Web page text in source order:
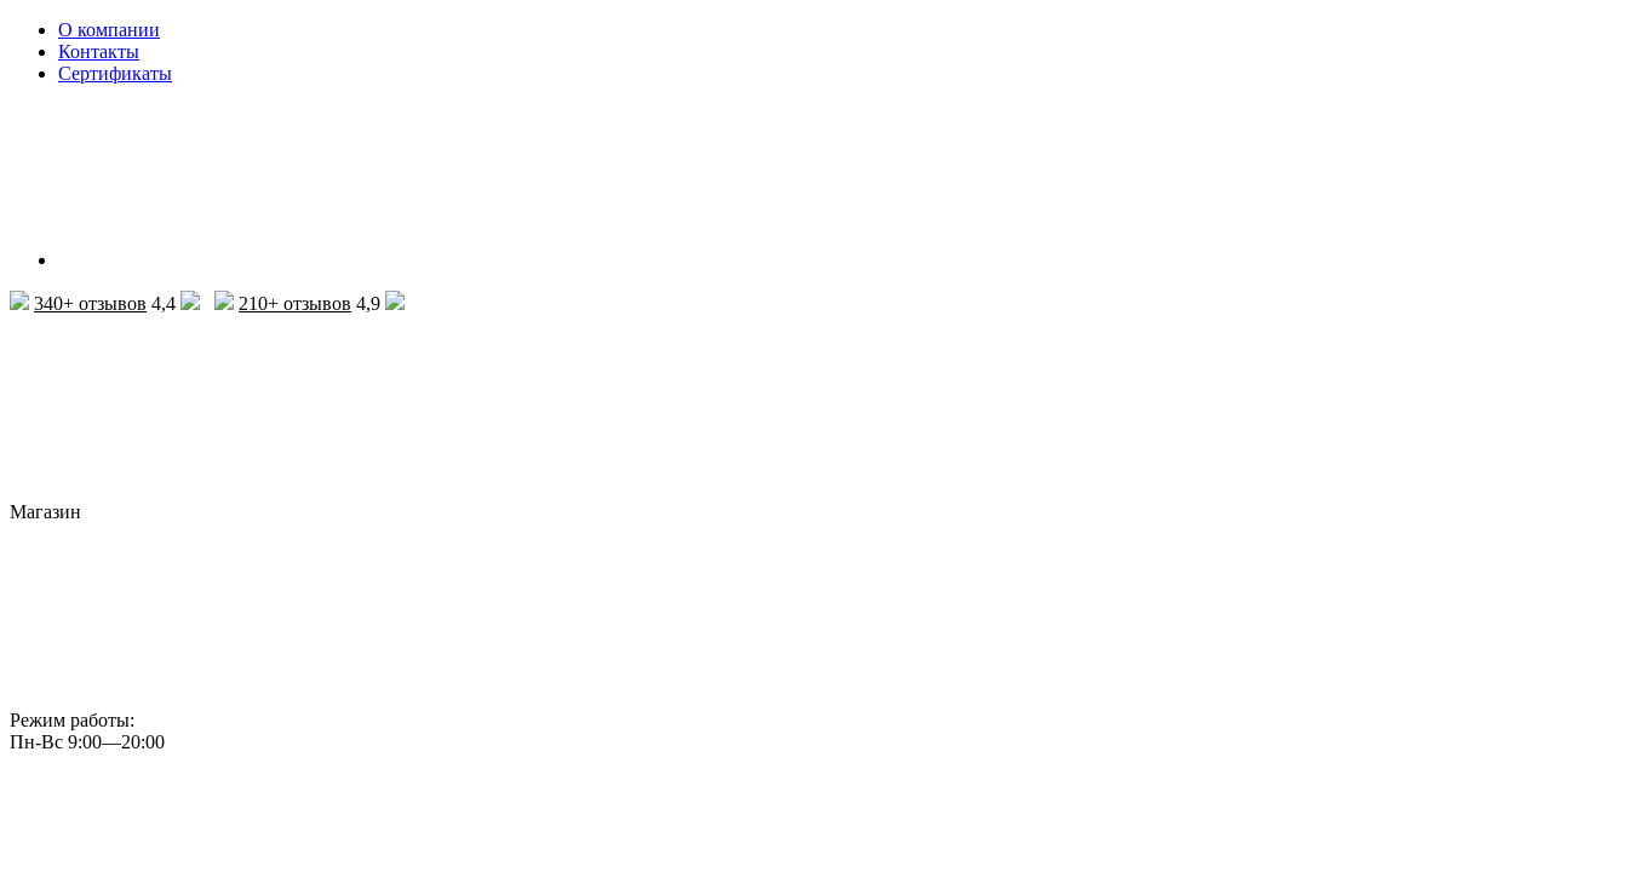
О компании
Контакты
Сертификаты
340+ отзывов 4,4 210+ отзывов 4,9
Магазин
Режим работы:
Пн-Вс 9:00—20:00